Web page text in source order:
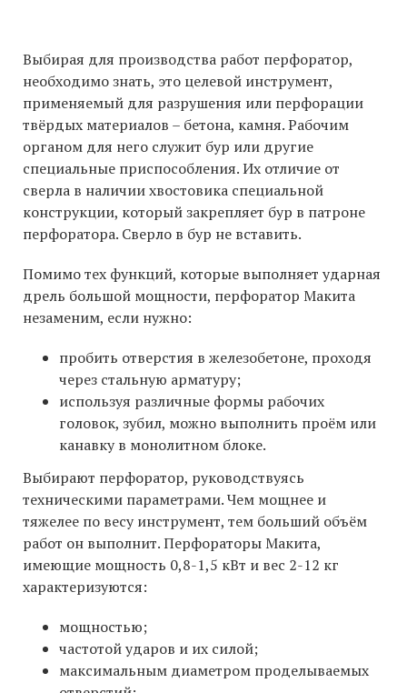
Выбирая для производства работ перфоратор,
необходимо знать, это целевой инструмент,
применяемый для разрушения или перфорации
твёрдых материалов – бетона, камня. Рабочим
органом для него служит бур или другие
специальные приспособления. Их отличие от
сверла в наличии хвостовика специальной
конструкции, который закрепляет бур в патроне
перфоратора. Сверло в бур не вставить.
Помимо тех функций, которые выполняет ударная
дрель большой мощности, перфоратор Макита
незаменим, если нужно:
пробить отверстия в железобетоне, проходя
через стальную арматуру;
используя различные формы рабочих
головок, зубил, можно выполнить проём или
канавку в монолитном блоке.
Выбирают перфоратор, руководствуясь
техническими параметрами. Чем мощнее и
тяжелее по весу инструмент, тем больший объём
работ он выполнит. Перфораторы Макита,
имеющие мощность 0,8-1,5 кВт и вес 2-12 кг
характеризуются:
мощностью;
частотой ударов и их силой;
максимальным диаметром проделываемых